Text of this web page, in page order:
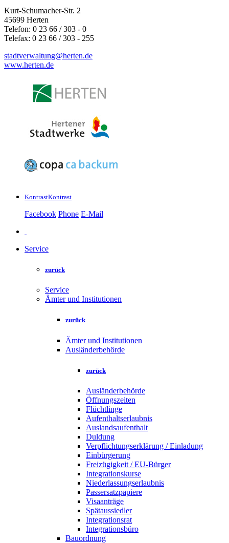
Kurt-Schumacher-Str. 2
45699 Herten
Telefon: 0 23 66 / 303 - 0
Telefax: 0 23 66 / 303 - 255
stadtverwaltung@herten.de
www.herten.de
KontrastKontrast
Facebook Phone E-Mail
Service
zurück
Service
Ämter und Institutionen
zurück
Ämter und Institutionen
Ausländerbehörde
zurück
Ausländerbehörde
Öffnungszeiten
Flüchtlinge
Aufenthaltserlaubnis
Auslandsaufenthalt
Duldung
Verpflichtungserklärung / Einladung
Einbürgerung
Freizügigkeit / EU-Bürger
Integrationskurse
Niederlassungserlaubnis
Passersatzpapiere
Visaanträge
Spätaussiedler
Integrationsrat
Integrationsbüro
Bauordnung